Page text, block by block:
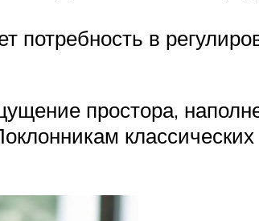
потребность в
простора,